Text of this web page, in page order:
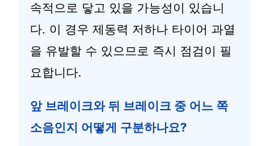
속적으로 닿고 있을 가능성이 있습니
다. 이 경우 제동력 저하나 타이어 과열
을 유발할 수 있으므로 즉시 점검이 필
요합니다.
앞 브레이크와 뒤 브레이크 중 어느 쪽
소음인지 어떻게 구분하나요?